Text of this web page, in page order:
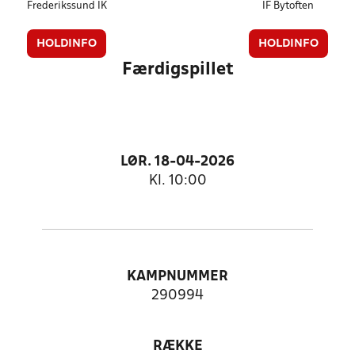
Frederikssund IK
HOLDINFO
IF Bytoften
HOLDINFO
Færdigspillet
LØR. 18-04-2026
Kl. 10:00
KAMPNUMMER
290994
RÆKKE